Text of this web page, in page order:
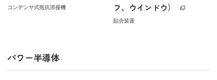
コンデンサ式抵抗溶接機
フ、ウインドウ）
貼合装置
パワー半導体